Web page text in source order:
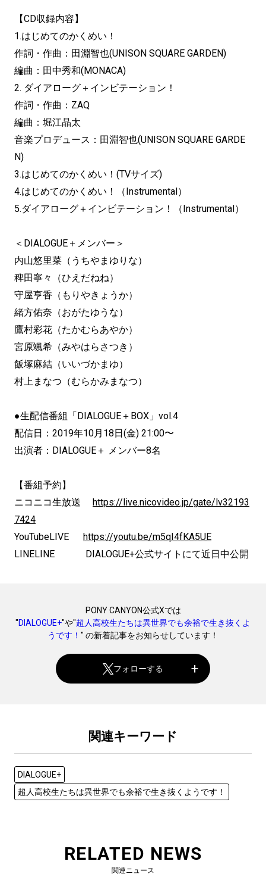
【CD収録内容】
1.はじめてのかくめい！
作詞・作曲：田淵智也(UNISON SQUARE GARDEN)
編曲：田中秀和(MONACA)
2. ダイアローグ＋インビテーション！
作詞・作曲：ZAQ
編曲：堀江晶太
音楽プロデュース：田淵智也(UNISON SQUARE GARDE
N)
3.はじめてのかくめい！(TVサイズ)
4.はじめてのかくめい！（Instrumental）
5.ダイアローグ＋インビテーション！（Instrumental）
＜DIALOGUE＋メンバー＞
内山悠里菜（うちやまゆりな）
稗田寧々（ひえだねね）
守屋亨香（もりやきょうか）
緒方佑奈（おがたゆうな）
鷹村彩花（たかむらあやか）
宮原颯希（みやはらさつき）
飯塚麻結（いいづかまゆ）
村上まなつ（むらかみまなつ）
●生配信番組「DIALOGUE＋BOX」vol.4
配信日：2019年10月18日(金) 21:00〜
出演者：DIALOGUE＋ メンバー8名
【番組予約】
ニコニコ生放送
https://live.nicovideo.jp/gate/lv32193
7424
YouTubeLIVE
https://youtu.be/m5qI4fKA5UE
LINELINE DIALOGUE+公式サイトにて近日中公開
PONY CANYON公式Xでは
"DIALOGUE+"や"超人高校生たちは異世界でも余裕で生き抜くよ
うです！ " の新着記事をお知らせしています！
フォローする
関連キーワード
DIALOGUE+
超人高校生たちは異世界でも余裕で生き抜くようです！
RELATED NEWS
関連ニュース